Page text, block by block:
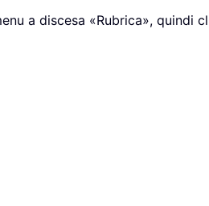
a discesa «Rubrica», quindi